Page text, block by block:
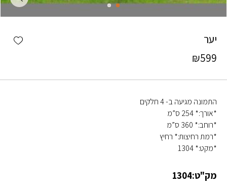
יער
₪599
התמונה מגיעה ב- 4 חלקים
*אורך:* 254 ס”מ
*רוחב:* 360 ס”מ
*רמת רחיצות:* רחיץ
*מקט:* 1304
מק"ט:1304